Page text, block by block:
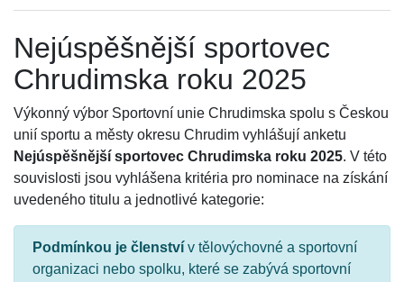
Nejúspěšnější sportovec
Chrudimska roku 2025
Výkonný výbor Sportovní unie Chrudimska spolu s Českou
unií sportu a městy okresu Chrudim vyhlášují anketu
Nejúspěšnější sportovec Chrudimska roku 2025. V této
souvislosti jsou vyhlášena kritéria pro nominace na získání
uvedeného titulu a jednotlivé kategorie:
Podmínkou je členství v tělovýchovné a sportovní
organizaci nebo spolku, které se zabývá sportovní